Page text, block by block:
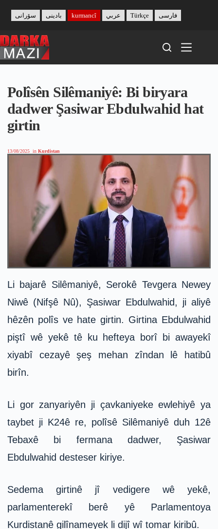
content
بادینی سۆرانی kurmancî عربي Türkçe فارسی
Polîsên Silêmaniyê: Bi biryara
dadwer Şasiwar Ebdulwahid hat
girtin
13/08/2025 in Kurdistan
Li bajarê Silêmaniyê, Serokê Tevgera Newey
Niwê (Nifşê Nû), Şasiwar Ebdulwahid, ji aliyê
hêzên polîs ve hate girtin. Girtina Ebdulwahid
piştî wê yekê tê ku hefteya borî bi awayekî
xiyabî cezayê şeş mehan zîndan lê hatibû
birîn.
Li gor zanyariyên ji çavkaniyeke ewlehiyê ya
taybet ji K24ê re, polîsê Silêmaniyê duh 12ê
Tebaxê bi fermana dadwer, Şasiwar
Ebdulwahid desteser kiriye.
Sedema girtinê jî vedigere wê yekê,
parlamenterekî berê yê Parlamentoya
Kurdistanê gilînameyek li dijî wî tomar kiribû.